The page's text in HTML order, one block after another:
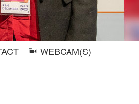
WEBCAM(S)